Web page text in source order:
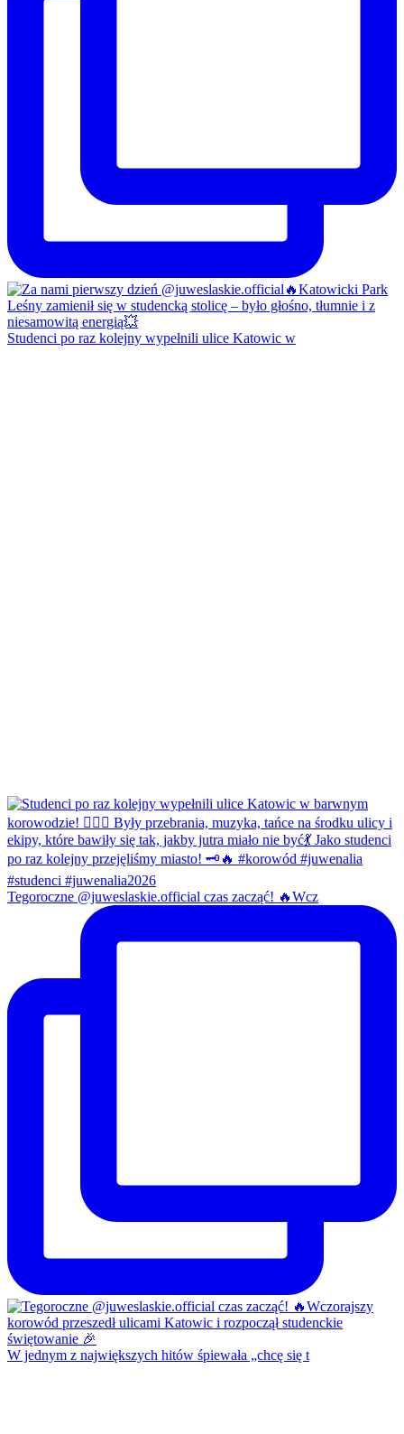
Studenci po raz kolejny wypełnili ulice Katowic w
Tegoroczne @juweslaskie.official czas zacząć! 🔥Wcz
W jednym z największych hitów śpiewała „chcę się t